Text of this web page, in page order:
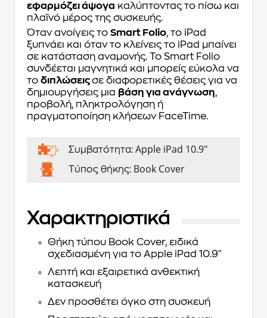
εφαρμόζει άψογα καλύπτοντας τo πίσω και
πλαϊνό μέρος της συσκευής.
Όταν ανοίγεις το Smart Folio, το iPad
ξυπνάει και όταν το κλείνεις το iPad μπαίνει
σε κατάσταση αναμονής. Το Smart Folio
συνδέεται μαγνητικά και μπορείς εύκολα να
το διπλώσειςσε διαφορετικές θέσεις για να
δημιουργήσεις μια βάση για ανάγνωση,
προβολή, πληκτρολόγηση ή
πραγματοποίηση κλήσεων FaceTime.
Συμβατότητα: Apple iPad 10.9"
Τύπος θήκης: Book Cover
Χαρακτηριστικά
Θήκη τύπου Book Cover, ειδικά
σχεδιασμένη για το Apple iPad 10.9"
Λεπτή και εξαιρετικά ανθεκτική
κατασκευή
Δεν προσθέτει όγκο στη συσκευή